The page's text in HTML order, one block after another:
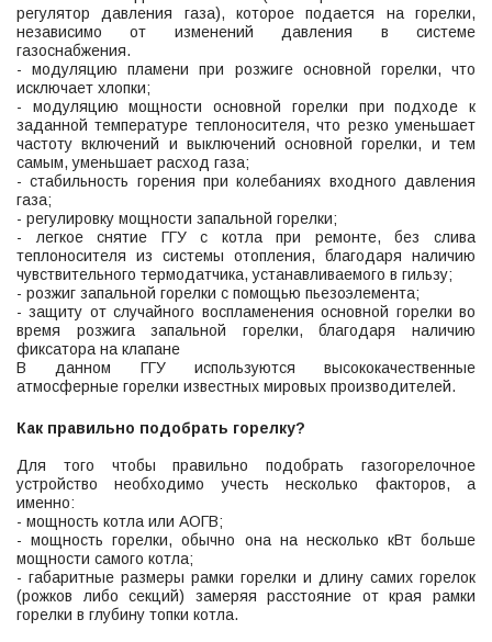
регулятор давления газа), которое подается на горелки,
независимо от изменений давления в системе
газоснабжения.
- модуляцию пламени при розжиге основной горелки, что
исключает хлопки;
- модуляцию мощности основной горелки при подходе к
заданной температуре теплоносителя, что резко уменьшает
частоту включений и выключений основной горелки, и тем
самым, уменьшает расход газа;
- стабильность горения при колебаниях входного давления
газа;
- регулировку мощности запальной горелки;
- легкое снятие ГГУ с котла при ремонте, без слива
теплоносителя из системы отопления, благодаря наличию
чувствительного термодатчика, устанавливаемого в гильзу;
- розжиг запальной горелки с помощью пьезоэлемента;
- защиту от случайного воспламенения основной горелки во
время розжига запальной горелки, благодаря наличию
фиксатора на клапане
В данном ГГУ используются высококачественные
атмосферные горелки известных мировых производителей.
Как правильно подобрать горелку?
Для того чтобы правильно подобрать газогорелочное
устройство необходимо учесть несколько факторов, а
именно:
- мощность котла или АОГВ;
- мощность горелки, обычно она на несколько кВт больше
мощности самого котла;
- габаритные размеры рамки горелки и длину самих горелок
(рожков либо секций) замеряя расстояние от края рамки
горелки в глубину топки котла.